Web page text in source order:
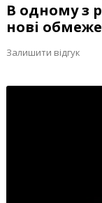
В одному з
нові
Залишити відгук